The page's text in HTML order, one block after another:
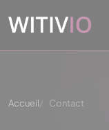
Accueil Contact